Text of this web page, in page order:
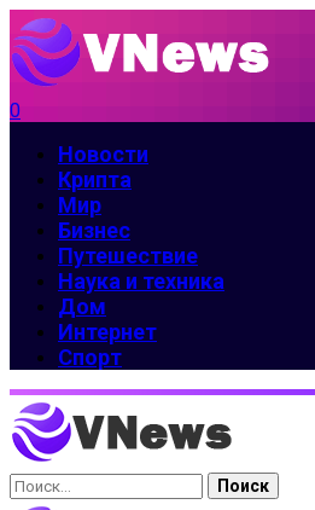
0
Новости
Крипта
Мир
Бизнес
Путешествие
Наука и техника
Дом
Интернет
Спорт
Найти: